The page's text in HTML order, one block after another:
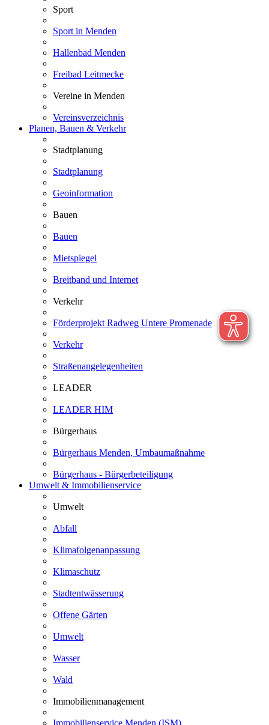
Sport
Sport in Menden
Hallenbad Menden
Freibad Leitmecke
Vereine in Menden
Vereinsverzeichnis
Planen, Bauen & Verkehr
Stadtplanung
Stadtplanung
Geoinformation
Bauen
Bauen
Mietspiegel
Breitband und Internet
Verkehr
Förderprojekt Radweg Untere Promenade
Verkehr
Straßenangelegenheiten
LEADER
LEADER HIM
Bürgerhaus
Bürgerhaus Menden, Umbaumaßnahme
Bürgerhaus - Bürgerbeteiligung
Umwelt & Immobilienservice
Umwelt
Abfall
Klimafolgenanpassung
Klimaschutz
Stadtentwässerung
Offene Gärten
Umwelt
Wasser
Wald
Immobilienmanagement
Immobilienservice Menden (ISM)